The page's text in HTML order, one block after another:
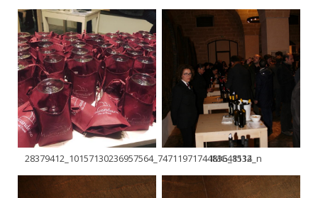
28379412_10157130236957564_7471197174483648512_n
IMG_1134